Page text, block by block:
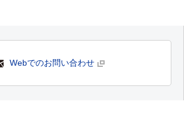
Webでのお問い合わせ